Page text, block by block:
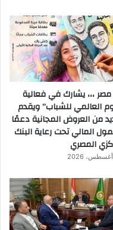
،،، يشارك في فعالية
العالمي للشباب” ويقدم
من العروض المجانية دعمًا
المالي تحت رعاية البنك
المصري